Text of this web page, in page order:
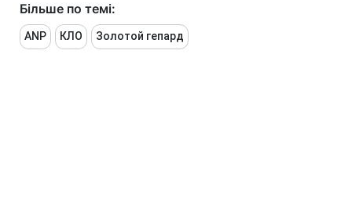
Більше по темі:
ANP КЛО Золотой гепард